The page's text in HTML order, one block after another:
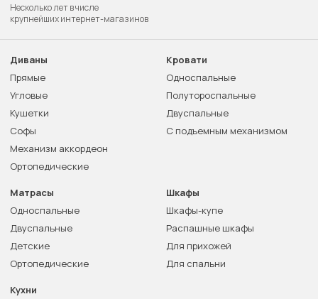
Несколько лет в числе
крупнейших интернет-магазинов
Диваны
Прямые
Угловые
Кушетки
Софы
Механизм аккордеон
Ортопедические
Кровати
Односпальные
Полутороспальные
Двуспальные
С подъемным механизмом
Матрасы
Односпальные
Двуспальные
Детские
Ортопедические
Шкафы
Шкафы-купе
Распашные шкафы
Для прихожей
Для спальни
Кухни